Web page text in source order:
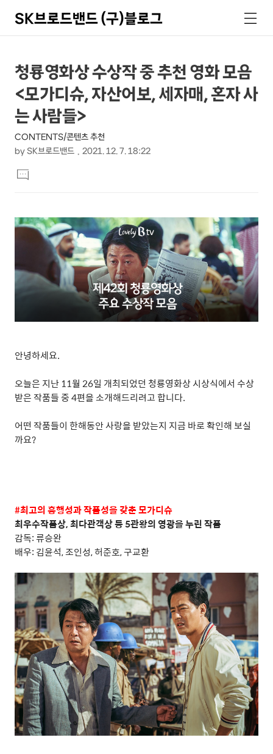
SK브로드밴드 (구)블로그
색
메
뉴
상
세
컨
텐
츠
본
문
제
목
청룡영화상 수상작 중 추천 영화 모음
<모가디슈, 자산어보, 세자매, 혼자 사
는 사람들>
CONTENTS/콘텐츠 추천
by SK브로드밴드 2021. 12. 7. 18:22
문
댓
글
안녕하세요.
오늘은 지난 11월 26일 개최되었던 청룡영화상 시상식에서 수상
받은 작품들 중4편을 소개해드리려고 합니다.
어떤 작품들이 한해동안 사랑을 받았는지 지금 바로 확인해 보실
까요?
#최고의 흥행성과 작품성을 갖춘 모가디슈
최우수작품상,최다관객상 등5관왕의 영광을 누린 작품
감독:류승완
배우: 김윤석,조인성,허준호,구교환